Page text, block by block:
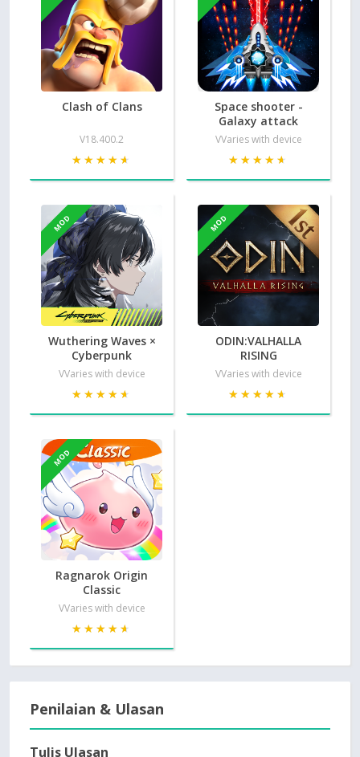
Clash of Clans
V18.400.2
★★★★★
★★★★★
Space shooter -
Galaxy attack
VVaries with device
★★★★★
★★★★★
MOD
Wuthering Waves ×
Cyberpunk
VVaries with device
★★★★★
★★★★★
MOD
ODIN:VALHALLA
RISING
VVaries with device
★★★★★
★★★★★
MOD
Ragnarok Origin
Classic
VVaries with device
★★★★★
★★★★★
Penilaian & Ulasan
Tulis Ulasan